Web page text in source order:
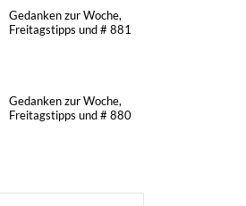
Gedanken zur Woche,
Freitagstipps und # 881
Gedanken zur Woche,
Freitagstipps und # 880